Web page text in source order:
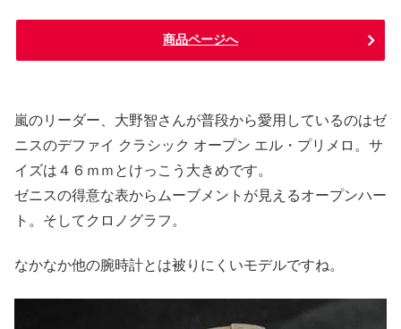
商品ページへ
嵐のリーダー、大野智さんが普段から愛用しているのはゼ
ニスのデファイ クラシック オープン エル・プリメロ。サ
イズは４６ｍｍとけっこう大きめです。
ゼニスの得意な表からムーブメントが見えるオープンハー
ト。そしてクロノグラフ。
なかなか他の腕時計とは被りにくいモデルですね。